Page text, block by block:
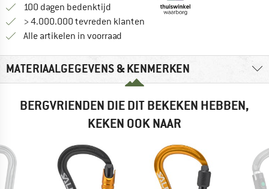
100 dagen bedenktijd Vind de betalingsinformatie hier!
> 4.000.000 tevreden klanten
Alle artikelen in voorraad
MATERIAALGEGEVENS & KENMERKEN
BERGVRIENDEN DIE DIT BEKEKEN HEBBEN,
KEKEN OOK NAAR